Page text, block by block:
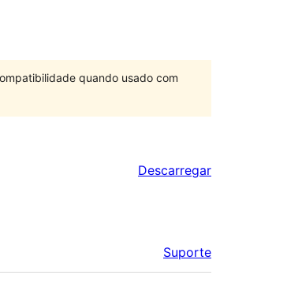
quando usado com
Descarregar
Suporte